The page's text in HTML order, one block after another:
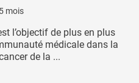
mois
l’objectif de plus en plus
médicale dans la
de la ...